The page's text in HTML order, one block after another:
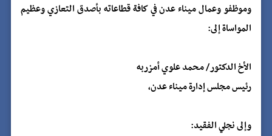
وموظفو وعمال ميناء عدن في كافة قطاعاته بأصدق التعازي وعظيم
المواساة إلى:
الأخ الدكتور/ محمد علوي أمزربه
رئيس مجلس إدارة ميناء عدن،
وإلى نجلي الفقيد: